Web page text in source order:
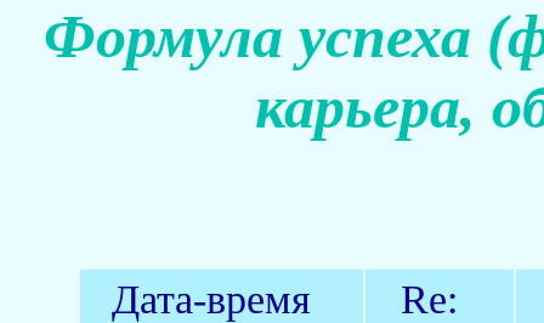
Формула успеха
карьера,
Дата-время Re: